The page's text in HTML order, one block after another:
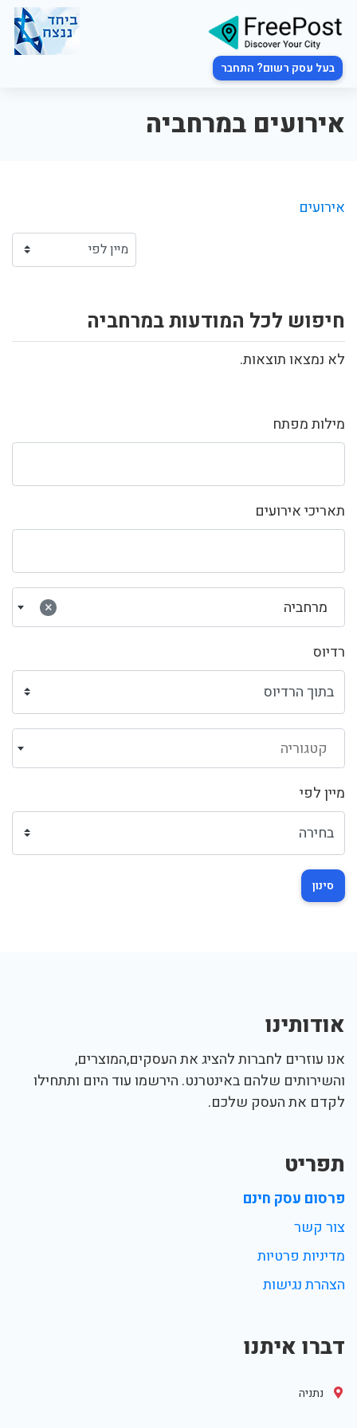
בעל עסק רשום? התחבר
אירועים במרחביה
מילות מפתח
תאריכי אירועים
× מרחביה
רדיוס
קטגוריה
מיין לפי
סינון
אירועים
חיפוש לכל המודעות במרחביה
לא נמצאו תוצאות.
אודותינו
אנו עוזרים לחברות להציג את העסקים,המוצרים,
והשירותים שלהם באינטרנט. הירשמו עוד היום ותתחילו
לקדם את העסק שלכם.
תפריט
פרסום עסק חינם
צור קשר
מדיניות פרטיות
הצהרת נגישות
דברו איתנו
נתניה